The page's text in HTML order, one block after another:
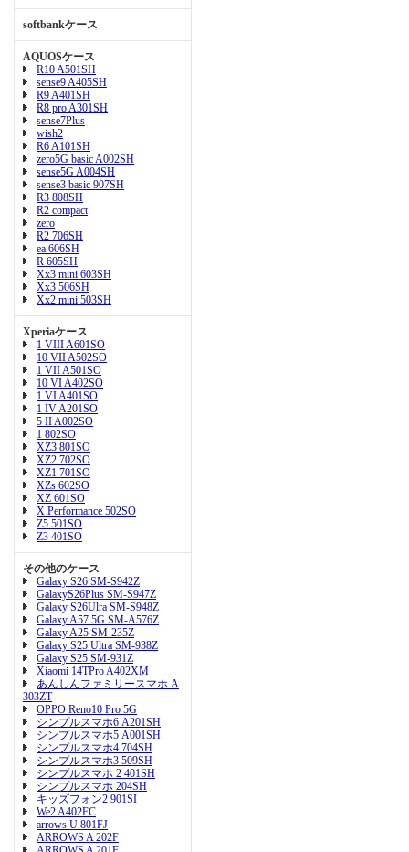
softbankケース
AQUOSケース
R10 A501SH
sense9 A405SH
R9 A401SH
R8 pro A301SH
sense7Plus
wish2
R6 A101SH
zero5G basic A002SH
sense5G A004SH
sense3 basic 907SH
R3 808SH
R2 compact
zero
R2 706SH
ea 606SH
R 605SH
Xx3 mini 603SH
Xx3 506SH
Xx2 mini 503SH
Xperiaケース
1 VIII A601SO
10 VII A502SO
1 VII A501SO
10 VI A402SO
1 VI A401SO
1 IV A201SO
5 II A002SO
1 802SO
XZ3 801SO
XZ2 702SO
XZ1 701SO
XZs 602SO
XZ 601SO
X Performance 502SO
Z5 501SO
Z3 401SO
その他のケース
Galaxy S26 SM-S942Z
GalaxyS26Plus SM-S947Z
Galaxy S26Ulra SM-S948Z
Galaxy A57 5G SM-A576Z
Galaxy A25 SM-235Z
Galaxy S25 Ultra SM-938Z
Galaxy S25 SM-931Z
Xiaomi 14TPro A402XM
あんしんファミリースマホ A
303ZT
OPPO Reno10 Pro 5G
シンプルスマホ6 A201SH
シンプルスマホ5 A001SH
シンプルスマホ4 704SH
シンプルスマホ3 509SH
シンプルスマホ 2 401SH
シンプルスマホ 204SH
キッズフォン2 901SI
We2 A402FC
arrows U 801FJ
ARROWS A 202F